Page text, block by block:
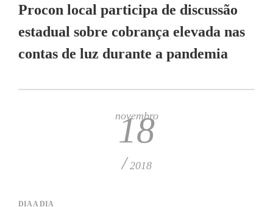
Procon local participa de discussão
estadual sobre cobrança elevada nas
contas de luz durante a pandemia
novembro
18
/ 2018
DIA A DIA